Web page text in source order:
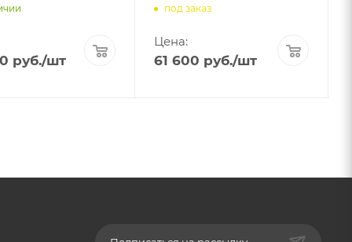
руб./шт
под заказ
Цена:
61 600 руб./шт